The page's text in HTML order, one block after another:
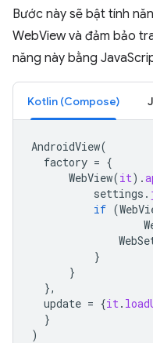
Bước này sẽ bật tính
WebView và đảm bảo
năng này bằng
Kotlin (Compose)
AndroidView(
factory = {
WebView(it).
settings .
if (
}
}
},
update = {it.
}
)